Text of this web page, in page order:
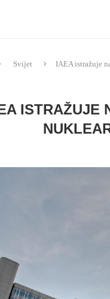
Svijet IAEA istražuje
ISTRAŽUJE